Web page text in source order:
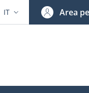
SELETTORE LINGUA:
IT Area